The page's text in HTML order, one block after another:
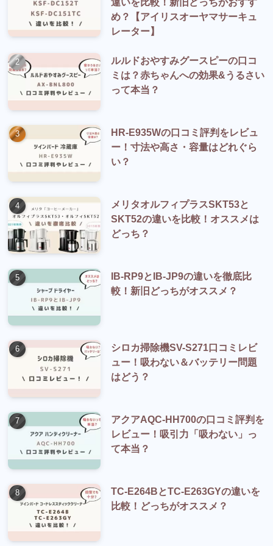
め？【アイリスオーヤマサーキュ
レーター】
ルルドおやすみグースピーの口コ
ミは？赤ちゃんへの効果&うるさい
って本当？
HR-E935Wの口コミ評判をレビュ
ー！寸法や高さ・容量はどれぐら
い？
メリタオルフィプラスSKT53と
SKT52の違いを比較！オススメは
どっち？
IB-RP9とIB-JP9の違いを徹底比
較！新旧どっちがオススメ？
シロカ掃除機SV-S271口コミレビ
ュー！吸わない＆バッテリー問題
はどう？
アクアAQC-HH700の口コミ評判を
レビュー！吸引力「吸わない」っ
て本当？
TC-E264BとTC-E263GYの違いを
比較！どっちがオススメ？